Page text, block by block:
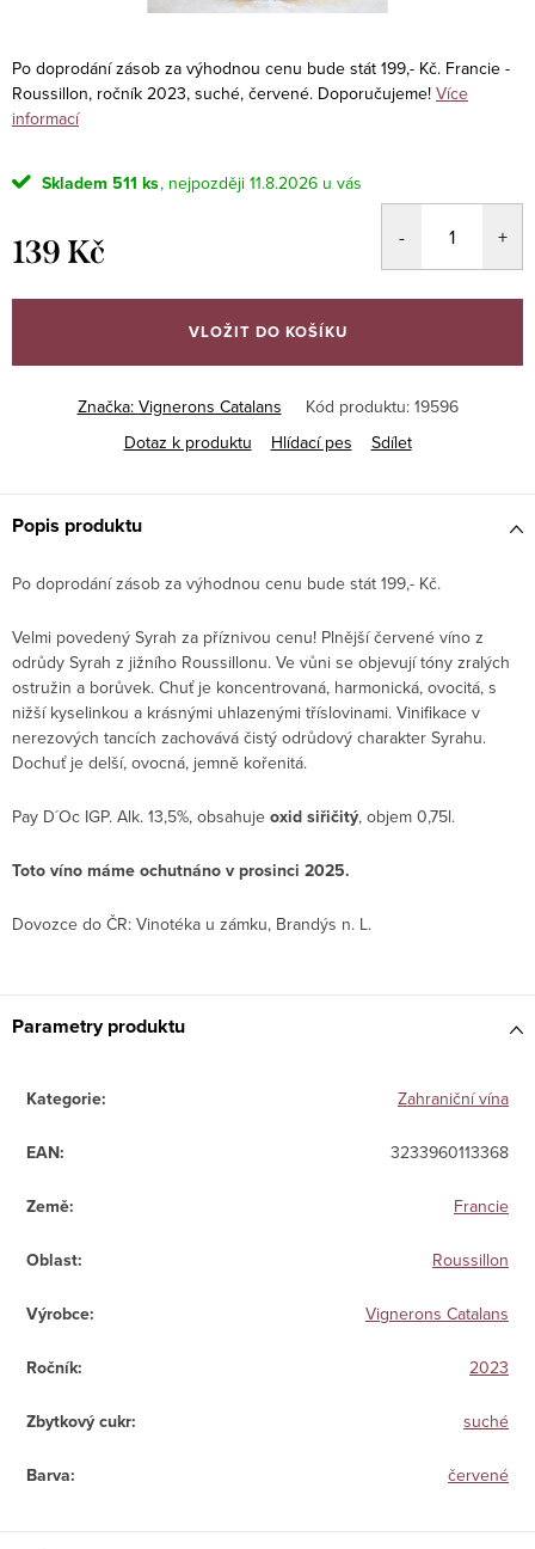
Po doprodání zásob za výhodnou cenu bude stát 199,- Kč. Francie -
Roussillon, ročník 2023, suché, červené. Doporučujeme! Více
informací
Skladem 511 ks 11.8.2026
139 Kč
cena:
VLOŽIT DO KOŠÍKU
Značka: Vignerons Catalans Kód produktu: 19596
Dotaz k produktu
Hlídací pes Sdílet
Popis produktu
Po doprodání zásob za výhodnou cenu bude stát 199,- Kč.
Velmi povedený Syrah za příznivou cenu! Plnější červené víno z
odrůdy Syrah z jižního Roussillonu. Ve vůni se objevují tóny zralých
ostružin a borůvek. Chuť je koncentrovaná, harmonická, ovocitá, s
nižší kyselinkou a krásnými uhlazenými tříslovinami. Vinifikace v
nerezových tancích zachovává čistý odrůdový charakter Syrahu.
Dochuť je delší, ovocná, jemně kořenitá.
Pay D´Oc IGP. Alk. 13,5%, obsahuje oxid siřičitý, objem 0,75l.
Toto víno máme ochutnáno v prosinci 2025.
Dovozce do ČR: Vinotéka u zámku, Brandýs n. L.
Parametry produktu
Kategorie: Zahraniční vína
EAN: 3233960113368
Země: Francie
Oblast: Roussillon
Výrobce: Vignerons Catalans
Ročník: 2023
Zbytkový cukr: suché
Barva: červené